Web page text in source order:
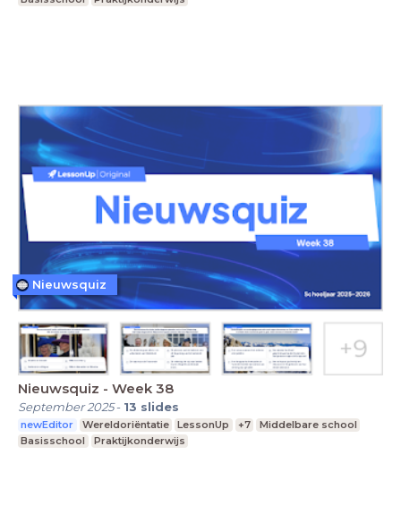
Nieuwsquiz - Week 38
September 2025- 13 slides
newEditor Wereldoriëntatie LessonUp +7
Middelbare school
Basisschool
Praktijkonderwijs
Nieuwsquiz